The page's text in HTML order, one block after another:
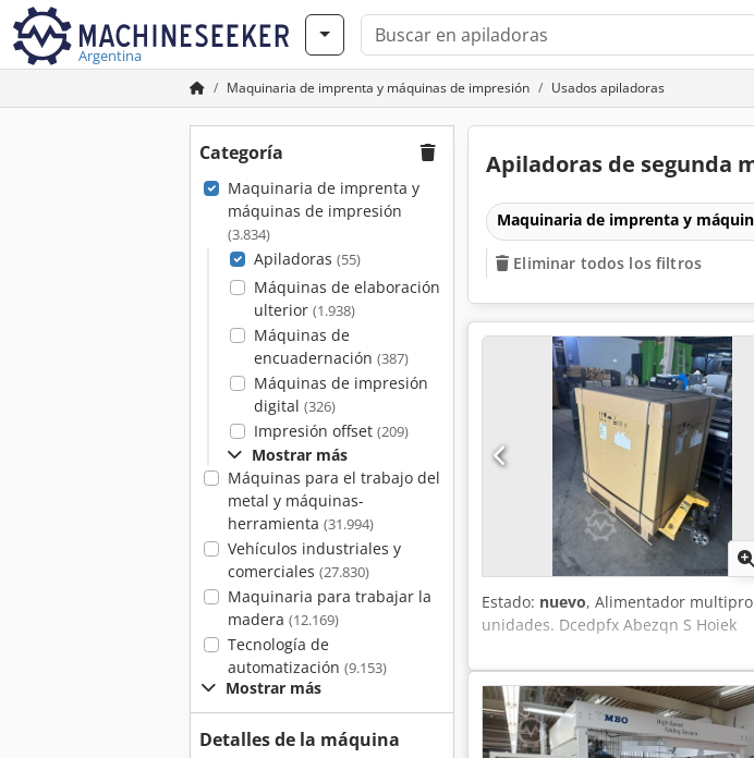
Argentina
Maquinaria de imprenta y máquinas de impresión Usados apiladoras
Categoría
Maquinaria de imprenta y
máquinas de impresión
(3.834)
Apiladoras (55)
Máquinas de elaboración
ulterior (1.938)
Máquinas de
encuadernación (387)
Máquinas de impresión
digital (326)
Impresión offset (209)
Mostrar más
Máquinas para el trabajo del
metal y máquinas-
herramienta (31.994)
Vehículos industriales y
comerciales (27.830)
Maquinaria para trabajar la
madera (12.169)
Tecnología de
automatización (9.153)
Mostrar más
Detalles de la máquina
Apiladoras de segunda
Maquinaria de imprenta y
Eliminar todos los filtros
Estado: nuevo, Alimentador
unidades. Dcedpfx Abezqn S Hoiek